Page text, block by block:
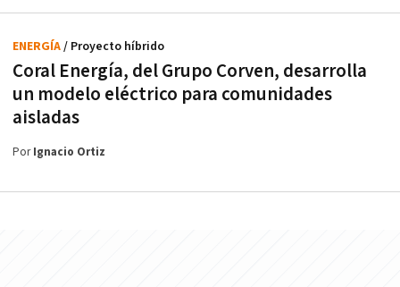
Coral Energía, del Grupo Corven, desarrolla
un modelo eléctrico para comunidades
aisladas
ENERGÍA/ Proyecto híbrido
PorIgnacio Ortiz